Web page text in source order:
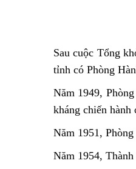
Sau cuộc Tổng
tỉnh có Phòng
Năm 1949,
kháng chiến
Năm 1951,
Năm 1954,